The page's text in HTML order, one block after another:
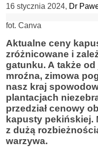
16 stycznia 2024, Dr
fot. Canva
Aktualne ceny
zróżnicowane i
gatunku. A także
mroźna, zimowa
nasz kraj
plantacjach
przedział cenowy
kapusty pekińskiej.
z dużą
warzywa.